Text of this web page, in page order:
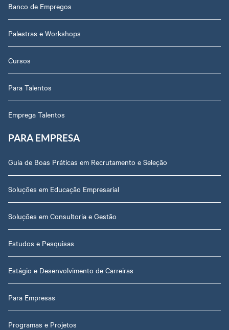
Banco de Empregos
Palestras e Workshops
Cursos
Para Talentos
Emprega Talentos
PARA EMPRESA
Guia de Boas Práticas em Recrutamento e Seleção
Soluções em Educação Empresarial
Soluções em Consultoria e Gestão
Estudos e Pesquisas
Estágio e Desenvolvimento de Carreiras
Para Empresas
Programas e Projetos